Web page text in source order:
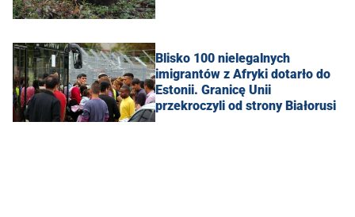
Blisko 100 nielegalnych
imigrantów z Afryki dotarło do
Estonii. Granicę Unii
przekroczyli od strony Białorusi